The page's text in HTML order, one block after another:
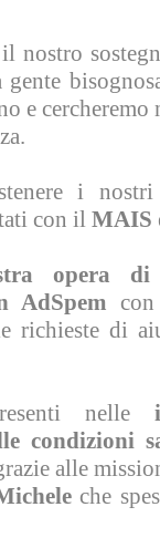
nostro
gente
e
i
con il MAIS
opera di
AdSpem
richieste di
nelle
condizioni
alle
che